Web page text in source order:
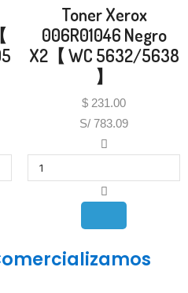
Toner Xerox
006R01046 Negro
X2【 WC 5632/5638
】
$ 231.00
S/ 783.09